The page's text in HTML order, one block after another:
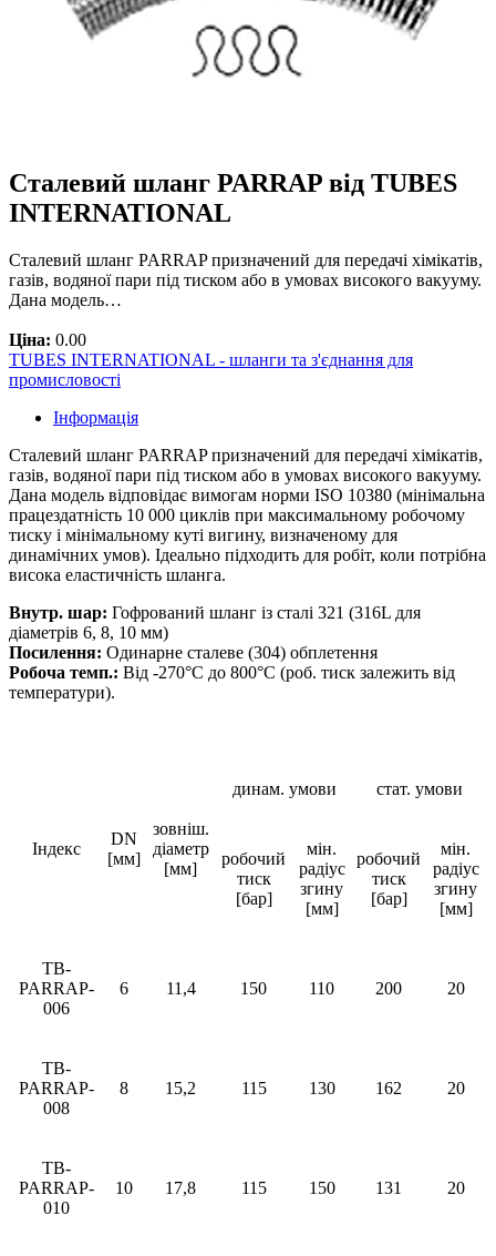
Сталевий шланг PARRAP від TUBES
INTERNATIONAL
Сталевий шланг PARRAP призначений для передачі хімікатів,
газів, водяної пари під тиском або в умовах високого вакууму.
Дана модель…
Ціна: 0.00
TUBES INTERNATIONAL - шланги та з'єднання для
промисловості
Інформація
Сталевий шланг PARRAP призначений для передачі хімікатів,
газів, водяної пари під тиском або в умовах високого вакууму.
Дана модель відповідає вимогам норми ISO 10380 (мінімальна
працездатність 10 000 циклів при максимальному робочому
тиску і мінімальному куті вигину, визначеному для
динамічних умов). Ідеально підходить для робіт, коли потрібна
висока еластичність шланга.
Внутр. шар: Гофрований шланг із сталі 321 (316L для
діаметрів 6, 8, 10 мм)
Посилення: Одинарне сталеве (304) обплетення
Робоча темп.: Від -270°C до 800°C (роб. тиск залежить від
температури).
Індекс
DN
[мм]
зовніш.
діаметр
[мм]
динам. умови стат. умови
робочий
тиск
[бар]
мін.
радіус
згину
[мм]
робочий
тиск
[бар]
мін.
радіус
згину
[мм]
TB-
PARRAP-
006
6 11,4 150 110 200 20
TB-
PARRAP-
008
8 15,2 115 130 162 20
TB-
PARRAP-
010
10 17,8 115 150 131 20